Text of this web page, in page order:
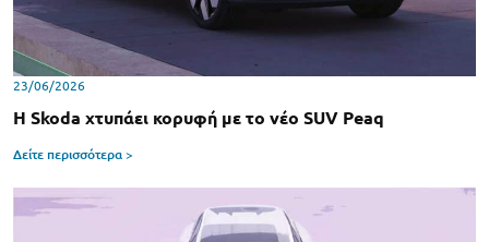
23/06/2026
H Skoda χτυπάει κορυφή με το νέο SUV Peaq
Δείτε περισσότερα >